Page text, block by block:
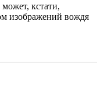
кстати,
изображений вождя